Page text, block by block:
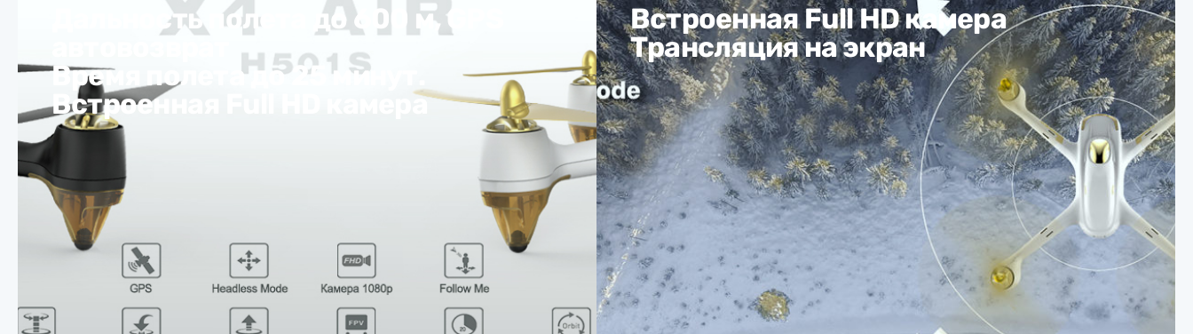
Дальность полета до 600 м, GPS
автовозврат
Время полета до 25 минут.
Встроенная Full HD камера
Встроенная Full HD камера
Трансляция на экран